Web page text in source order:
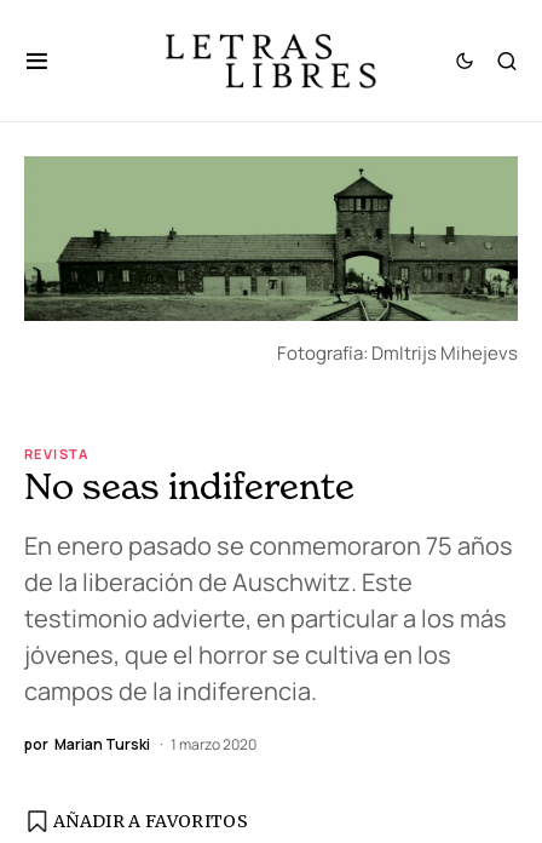
Fotografía: Dmltrijs Mihejevs
REVISTA
No seas indiferente
En enero pasado se conmemoraron 75 años
de la liberación de Auschwitz. Este
testimonio advierte, en particular a los más
jóvenes, que el horror se cultiva en los
campos de la indiferencia.
por Marian Turski 1 marzo 2020
AÑADIR A FAVORITOS